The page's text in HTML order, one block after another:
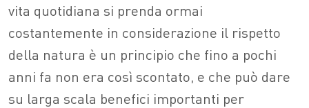
vita quotidiana si prenda ormai
costantemente in considerazione il rispetto
della natura è un principio che fino a pochi
anni fa non era così scontato, e che può dare
su larga scala benefici importanti per